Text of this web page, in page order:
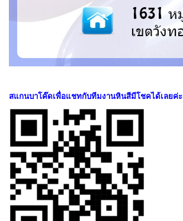
สแกนบาโค๊ดเพื่อแชทกับทีมงานหินสีมีโชคได้เลยค่ะ